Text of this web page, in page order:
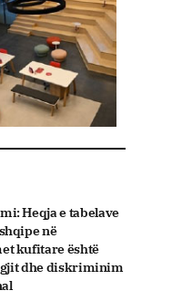
Heqja e tabelave
në
kufitare është
dhe diskriminim